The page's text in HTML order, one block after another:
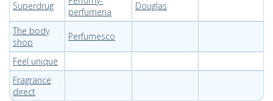
Superdrug
perfumeria
Douglas
The body
shop
Perfumesco
Feel unique
Fragrance
direct